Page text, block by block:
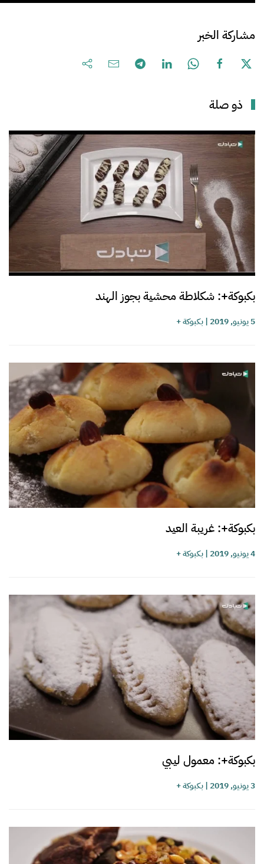
مشاركة الخبر
ذو صلة
بكبوكة+: شكلاطة محشية بجوز الهند
5 يونيو, 2019 |بكبوكة +
بكبوكة+: غريبة العيد
4 يونيو, 2019 |بكبوكة +
بكبوكة+: معمول ليبي
3 يونيو, 2019 |بكبوكة +